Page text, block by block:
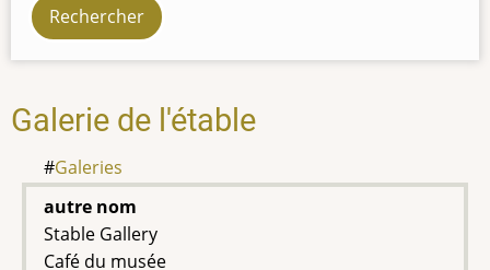
Galerie de l'étable
Galeries
autre nom
Stable Gallery
Café du musée